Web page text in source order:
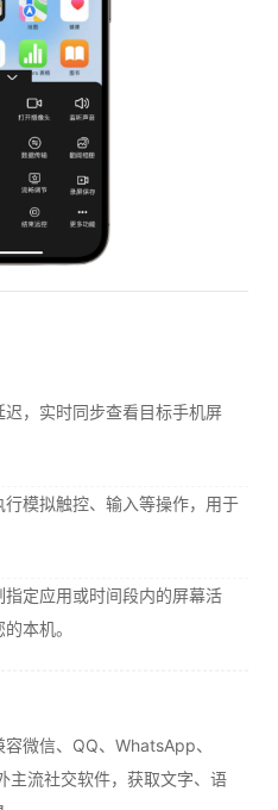
迟，实时同步查看目标手机屏
行模拟触控、输入等操作，用于
指定应用或时间段内的屏幕活
本机。
容微信、QQ、WhatsApp、
主流社交软件，获取文字、语